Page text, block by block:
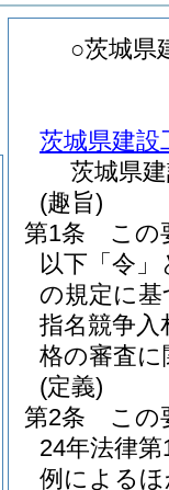
○茨城県
茨城県建設
茨城県
(趣旨)
第1条
この
以下「令
の規定に
指名競争入
格の審査
(定義)
第2条
この
24年法律
例による